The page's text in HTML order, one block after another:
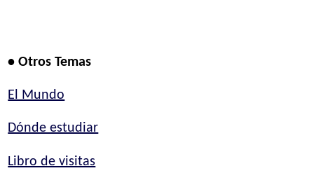
• Otros Temas
El Mundo
Dónde estudiar
Libro de visitas